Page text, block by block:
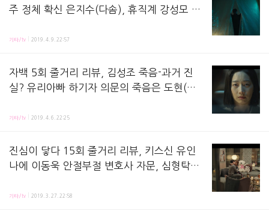
주 정체 확신 은지수(다솜), 휴직계 강성모 범
납치된 윤재인
사이코메트리 그녀석 10화 줄거리 리뷰,방송 시청하면서 정리해놓은 노트에요! 지난 회, 재인
기타/tv 2019. 4. 9. 22:57
자백 5회 줄거리 리뷰, 김성조 죽음-과거 진
실? 유리아빠 하기자 의문의 죽음은 도현(준
자백 5화 줄거리 리뷰,방송 시청하면서 정리해놓은 노트에요! 지난 회, 도현(이준호 분)이 유
기타/tv 2019. 4. 6. 22:25
진심이 닿다 15회 줄거리 리뷰, 키스신 유인
나에 이동욱 안절부절 변호사 자문, 심형탁x
꽃말
진심이 닿다 15화 줄거리 리뷰, 방송 시청하면서 정리해놓은 노트예요! 지난 회, 곁에 있어달
기타/tv 2019. 3. 27. 22:58